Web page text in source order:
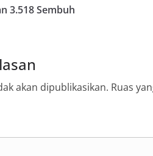
3.518 Sembuh
akan dipublikasikan. Ruas